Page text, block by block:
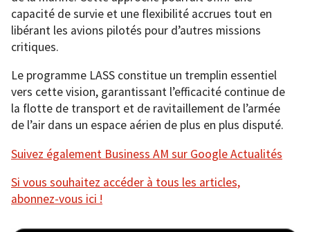
capacité de survie et une flexibilité accrues tout en
libérant les avions pilotés pour d’autres missions
critiques.
Le programme LASS constitue un tremplin essentiel
vers cette vision, garantissant l’efficacité continue de
la flotte de transport et de ravitaillement de l’armée
de l’air dans un espace aérien de plus en plus disputé.
Suivez également Business AM sur Google Actualités
Si vous souhaitez accéder à tous les articles,
abonnez-vous ici !